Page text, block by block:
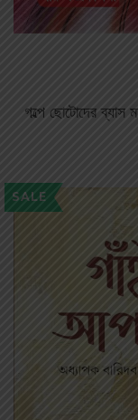
গল্পে ছোটোদের
SALE